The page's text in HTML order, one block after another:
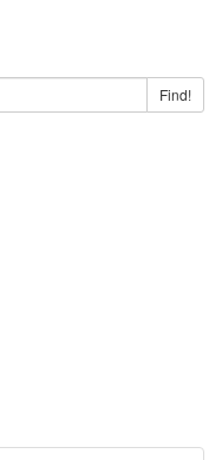
Find!